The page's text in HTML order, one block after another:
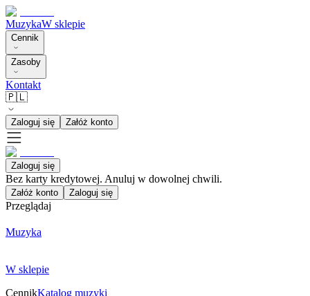
MuzykaW sklepie
Cennik
Zasoby
Kontakt
🇵🇱
Zaloguj się Załóż konto
Zaloguj się
Bez karty kredytowej. Anuluj w dowolnej chwili.
Załóż konto Zaloguj się
Przeglądaj
Muzyka
W sklepie
CennikKatalog muzyki